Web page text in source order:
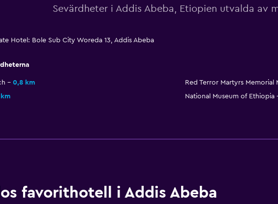
Sevärdheter i Addis Abeba, Etiopien utvalda av
Hotel: Bole Sub City Woreda 13, Addis Abeba
0,8 km
Red Terror Martyrs Memorial
National Museum of Ethiopia
favorithotell i Addis Abeba